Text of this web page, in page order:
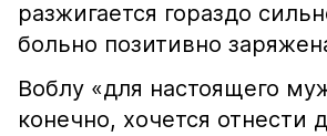
разжигается гораздо
больно позитивно
Воблу «для настоящего
конечно, хочется отнести